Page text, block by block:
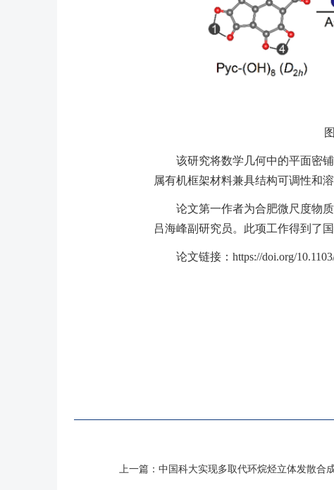
图
该研究将数学几何中的平面密
属有机框架材料兼具结构可调性和
论文第一作者为合肥微尺度物
吕海峰副研究员。此项工作得到了
论文链接：https://doi.org/
上一篇： 中国科大实现多取代环烷烃立体发散合